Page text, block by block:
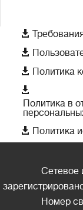


 Политика

Политика в
 Политика
Сетевое
Номер